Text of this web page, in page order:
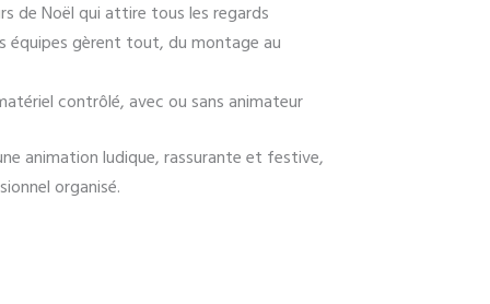
de Noël qui attire tous les regards
équipes gèrent tout, du montage au
contrôlé, avec ou sans animateur
animation ludique, rassurante et festive,
organisé.